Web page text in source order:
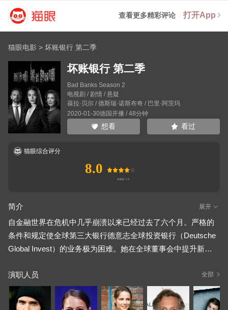
查看更多精彩评论 打开App
猫眼电影 >坏账银行 第二季
坏账银行 第二季
Bad Banks Season 2
电视剧 / 剧情 / 悬疑
葆拉·贝尔/ 德斯瑞·诺斯布奇/ 巴里·阿茨玛
2020-01-30德国开播 / 48分钟
想看 看过
猫眼综合评分
8.0
简介 展开
自金融世界在危机中几乎崩溃以来已经过去了六个月。严格的
条件和规定使全球第三大银行德意志全球投资银行（Deutsche
Global Invest）的业务极为困难。她在全球董事会中提升新投
标似乎每天都在逐渐消失。即使对于雄心勃勃的投资银行家JA
NA LIEKAM（Paula Beer），事情也没有按计划进行。她和为L
eblanc工作的团队（THAO，ADAM和SHANTIMAY）被绑在一
演职人员 全部